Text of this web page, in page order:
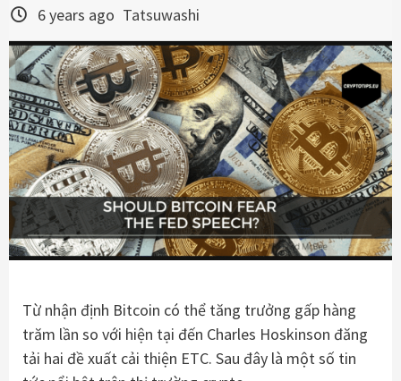
6 years ago Tatsuwashi
Từ nhận định Bitcoin có thể tăng trưởng gấp hàng
trăm lần so với hiện tại đến Charles Hoskinson đăng
tải hai đề xuất cải thiện ETC. Sau đây là một số tin